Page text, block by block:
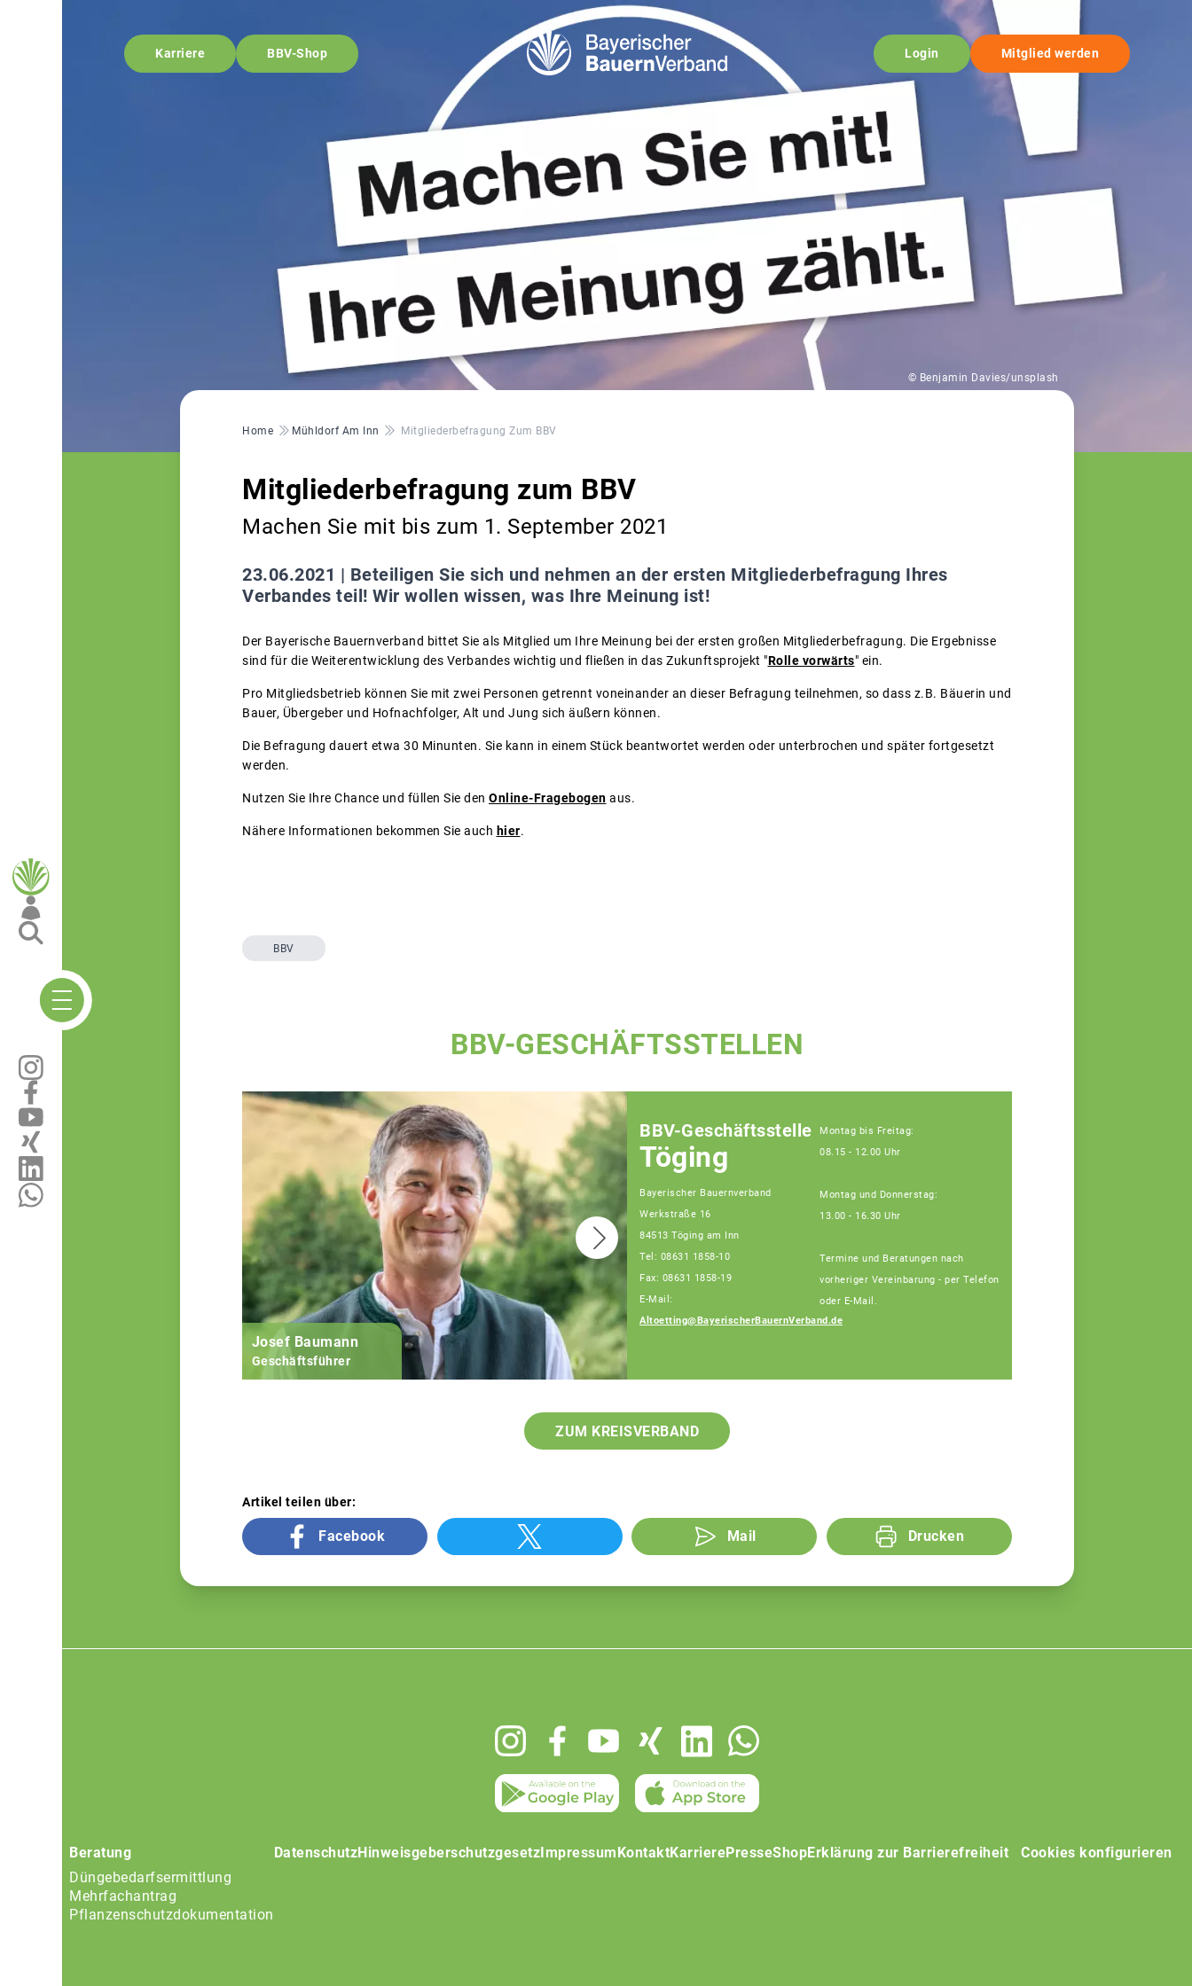
Karriere BBV-Shop Login Mitglied werden
© Benjamin Davies/unsplash
Pfadnavigation
Home Mühldorf Am Inn Mitgliederbefragung Zum BBV
Mitgliederbefragung zum BBV
Machen Sie mit bis zum 1. September 2021
23.06.2021 | Beteiligen Sie sich und nehmen an der ersten Mitgliederbefragung Ihres
Verbandes teil! Wir wollen wissen, was Ihre Meinung ist!
Der Bayerische Bauernverband bittet Sie als Mitglied um Ihre Meinung bei der ersten großen Mitgliederbefragung. Die Ergebnisse
sind für die Weiterentwicklung des Verbandes wichtig und fließen in das Zukunftsprojekt "Rolle vorwärts" ein.
Pro Mitgliedsbetrieb können Sie mit zwei Personen getrennt voneinander an dieser Befragung teilnehmen, so dass z.B. Bäuerin und
Bauer, Übergeber und Hofnachfolger, Alt und Jung sich äußern können.
Die Befragung dauert etwa 30 Minunten. Sie kann in einem Stück beantwortet werden oder unterbrochen und später fortgesetzt
werden.
Nutzen Sie Ihre Chance und füllen Sie den Online-Fragebogen aus.
Nähere Informationen bekommen Sie auch hier.
BBV
BBV-GESCHÄFTSSTELLEN
Josef Baumann
Geschäftsführer
BBV-Geschäftsstelle
Töging
Bayerischer Bauernverband
Werkstraße 16
84513 Töging am Inn
Tel: 08631 1858-10
Fax: 08631 1858-19
E-Mail:
Altoetting@BayerischerBauernVerband.de
Montag bis Freitag:
08.15 - 12.00 Uhr
Montag und Donnerstag:
13.00 - 16.30 Uhr
Termine und Beratungen nach
vorheriger Vereinbarung - per Telefon
oder E-Mail.
ZUM KREISVERBAND
Artikel teilen über:
Facebook Mail Drucken
Beratung
Düngebedarfsermittlung
Mehrfachantrag
Pflanzenschutzdokumentation
DatenschutzHinweisgeberschutzgesetzImpressumKontaktKarrierePresseShopErklärung zur Barrierefreiheit Cookies konfigurieren